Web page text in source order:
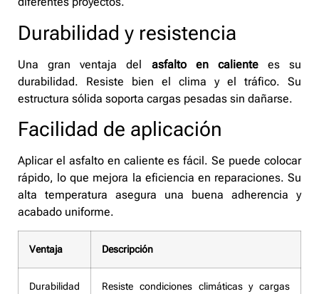
Durabilidad y resistencia
Una gran ventaja del asfalto en calientees su
durabilidad. Resiste bien el clima y el tráfico. Su
estructura sólida soporta cargas pesadas sin dañarse.
Facilidad de aplicación
Aplicar el asfalto en caliente es fácil. Se puede colocar
rápido, lo que mejora la eficiencia en reparaciones. Su
alta temperatura asegura una buena adherencia y
acabado uniforme.
Ventaja Descripción
Durabilidad
Resiste condiciones climáticas y cargas